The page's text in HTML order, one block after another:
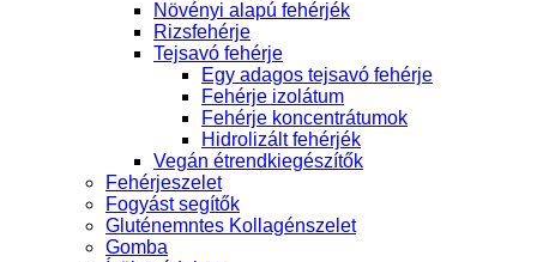
Növényi alapú fehérjék
Rizsfehérje
Tejsavó fehérje
Egy adagos tejsavó fehérje
Fehérje izolátum
Fehérje koncentrátumok
Hidrolizált fehérjék
Vegán étrendkiegészítők
Fehérjeszelet
Fogyást segítők
Gluténemntes Kollagénszelet
Gomba